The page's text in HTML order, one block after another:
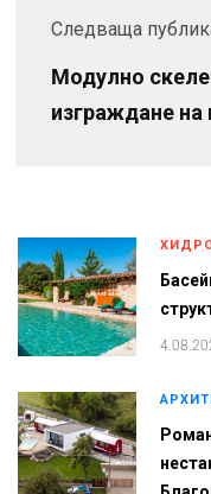
Следваща
Mодулно
изграждане